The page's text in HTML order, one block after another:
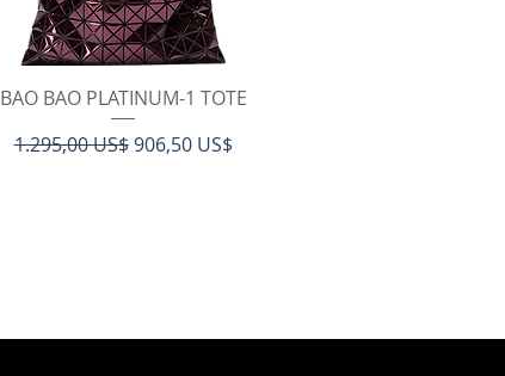
Hurtigvisning
BAO BAO PLATINUM-1 TOTE
Regulær pris
1.295,00 US$Salgspris
906,50 US$